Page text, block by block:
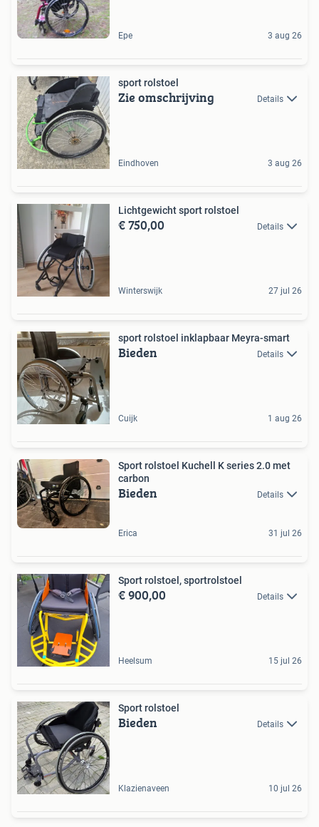
Epe 3 aug 26
sport rolstoel
Zie omschrijving Details
Eindhoven 3 aug 26
Lichtgewicht sport rolstoel
€ 750,00 Details
Winterswijk 27 jul 26
sport rolstoel inklapbaar Meyra-smart
Bieden Details
Cuijk 1 aug 26
Sport rolstoel Kuchell K series 2.0 met
carbon
Bieden Details
Erica 31 jul 26
Sport rolstoel, sportrolstoel
€ 900,00 Details
Heelsum 15 jul 26
Sport rolstoel
Bieden Details
Klazienaveen 10 jul 26